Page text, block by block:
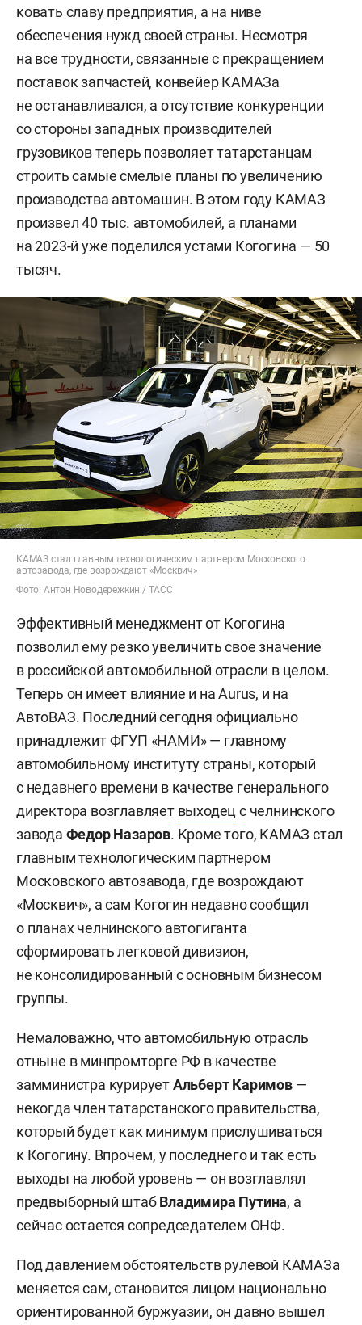
ковать славу предприятия, а на ниве
обеспечения нужд своей страны. Несмотря
на все трудности, связанные с прекращением
поставок запчастей, конвейер КАМАЗа
не останавливался, а отсутствие конкуренции
со стороны западных производителей
грузовиков теперь позволяет татарстанцам
строить самые смелые планы по увеличению
производства автомашин. В этом году КАМАЗ
произвел 40 тыс. автомобилей, а планами
на 2023-й уже поделился устами Когогина — 50
тысяч.
КАМАЗ стал главным технологическим партнером Московского
автозавода, где возрождают «Москвич»
Фото: Антон Новодережкин / ТАСС
Эффективный менеджмент от Когогина
позволил ему резко увеличить свое значение
в российской автомобильной отрасли в целом.
Теперь он имеет влияние и на Aurus, и на
АвтоВАЗ. Последний сегодня официально
принадлежит ФГУП «НАМИ» — главному
автомобильному институту страны, который
с недавнего времени в качестве генерального
директора возглавляет выходец с челнинского
завода Федор Назаров. Кроме того, КАМАЗ стал
главным технологическим партнером
Московского автозавода, где возрождают
«Москвич», а сам Когогин недавно сообщил
о планах челнинского автогиганта
сформировать легковой дивизион,
не консолидированный с основным бизнесом
группы.
Немаловажно, что автомобильную отрасль
отныне в минпромторге РФ в качестве
замминистра курируетАльберт Каримов—
некогда член татарстанского правительства,
который будет как минимум прислушиваться
к Когогину. Впрочем, у последнего и так есть
выходы на любой уровень — он возглавлял
предвыборный штабВладимира Путина, а
сейчас остается сопредседателем ОНФ.
Под давлением обстоятельств рулевой КАМАЗа
меняется сам, становится лицом национально
ориентированной буржуазии, он давно вышел